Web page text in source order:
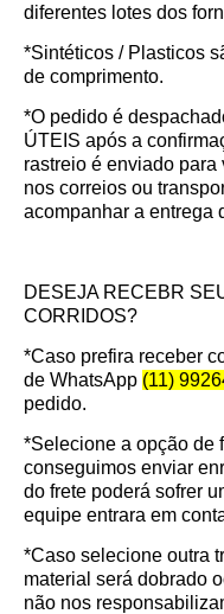
diferentes lotes dos
*Sintéticos / Plasticos
de comprimento.
*O pedido é
ÚTEIS após a
rastreio é enviado
nos correios ou
acompanhar a entrega
DESEJA RECEBR
CORRIDOS?
*Caso prefira receber
de WhatsApp (11)
pedido.
*Selecione a opção de
conseguimos enviar
do frete poderá sofrer
equipe entrara em
*Caso selecione outra
material será dobrado
não nos